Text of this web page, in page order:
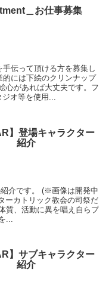
＿お仕事募集
伝って頂ける方を募集し
には下絵のクリンナップ
があれば大丈夫です。フ
ジオ等を使用...
】登場キャラクター
紹介
紹介です。 (※画像は開発中
カトリック教会の司祭だ
質、活動に異を唱え自らプ
...
】サブキャラクター
紹介